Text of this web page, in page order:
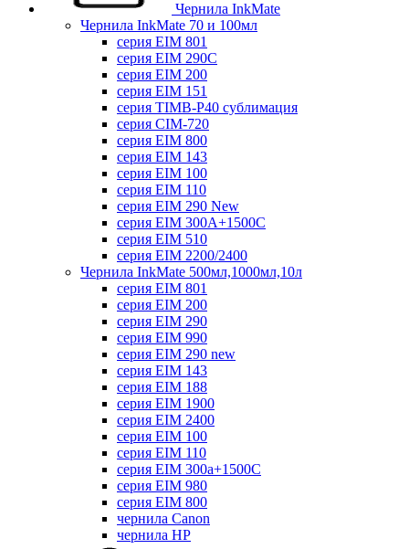
Чернила InkMate
Чернила InkMate 70 и 100мл
серия EIM 801
серия EIM 290C
серия EIM 200
серия EIM 151
серия TIMB-P40 сублимация
серия CIM-720
серия EIM 800
серия EIM 143
серия EIM 100
серия EIM 110
серия EIM 290 New
серия EIM 300А+1500С
серия EIM 510
серия EIM 2200/2400
Чернила InkMate 500мл,1000мл,10л
серия EIM 801
серия EIM 200
серия EIM 290
серия EIM 990
серия EIM 290 new
серия EIM 143
серия EIM 188
серия EIM 1900
серия EIM 2400
серия EIM 100
серия EIM 110
серия EIM 300a+1500C
серия EIM 980
серия EIM 800
чернила Canon
чернила HP